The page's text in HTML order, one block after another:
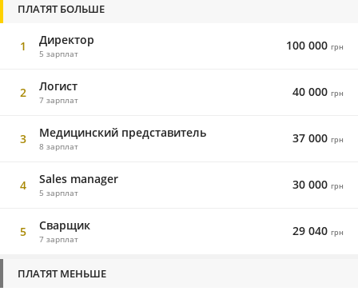
ПЛАТЯТ БОЛЬШЕ
1 Директор
5 зарплат
100 000 грн
2 Логист
7 зарплат
40 000 грн
3 Медицинский представитель
8 зарплат
37 000 грн
4 Sales manager
5 зарплат
30 000 грн
5 Сварщик
7 зарплат
29 040 грн
ПЛАТЯТ МЕНЬШЕ